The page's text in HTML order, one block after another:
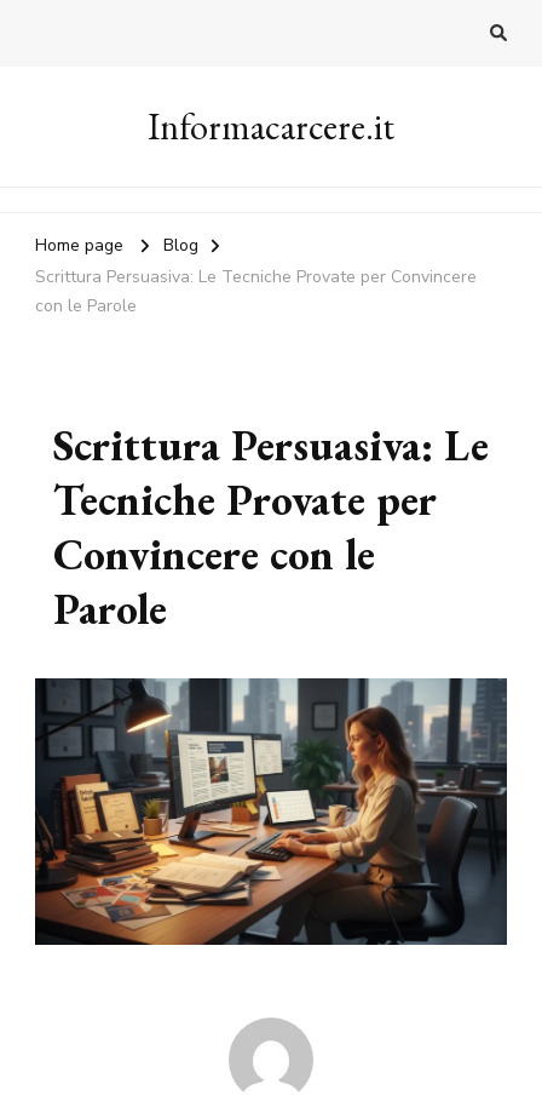
Informacarcere.it
Home page
Blog
Scrittura Persuasiva: Le Tecniche Provate per Convincere
con le Parole
Scrittura Persuasiva: Le
Tecniche Provate per
Convincere con le
Parole